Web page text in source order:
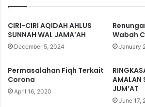
A
S
U
T
Y
A
CIRI-CIRI AQIDAH AHLUS
SUNNAH WAL JAMA’AH
December 5, 2024
Wabah
January
Permasalahan Fiqh Terkait
Corona
April 16, 2020
AMALAN
JUM’AT
June 17,